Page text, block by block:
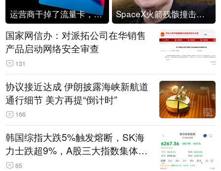
运营商干掉了流量卡，他们真的玩不起了 SpaceX火箭残骸撞击月球
国家网信办：对派拓公司在华销售
产品启动网络安全审查
131
协议接近达成 伊朗披露海峡新航道
通行细节 美方再提“倒计时”
166
韩国综指大跌5%触发熔断，SK海
力士跌超9%，A股三大指数集体低
开 65